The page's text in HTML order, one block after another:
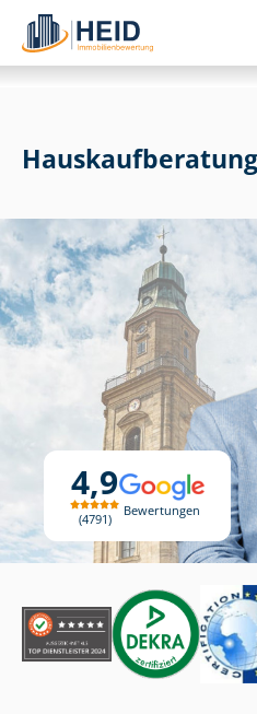
4,9
4791
Bewertungen